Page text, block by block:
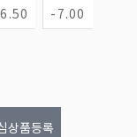
-7.00
상품등록